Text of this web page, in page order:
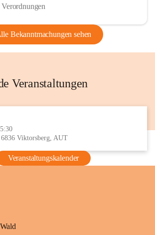
Verordnungen
Bekanntmachungen sehen
Veranstaltungen
6836 Viktorsberg, AUT
Veranstaltungskalender